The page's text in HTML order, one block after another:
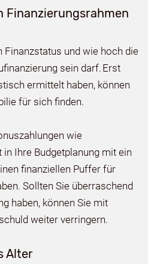
Finanzierungsrahmen
Finanzstatus und wie hoch die
sein darf. Erst
ermittelt haben, können
für sich finden.
wie
Ihre Budgetplanung mit ein
finanziellen Puffer für
Sollten Sie überraschend
haben, können Sie mit
weiter verringern.
Alter